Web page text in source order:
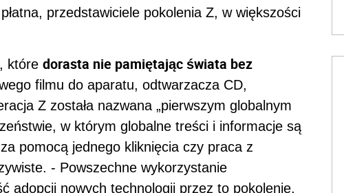
przedstawiciele pokolenia Z, w większości
które dorasta nie pamiętając świata bez
filmu do aparatu, odtwarzacza CD,
Z została nazwana „pierwszym globalnym
w którym globalne treści i informacje są
pomocą jednego kliknięcia czy praca z
- Powszechne wykorzystanie
adopcji nowych technologii przez to pokolenie,